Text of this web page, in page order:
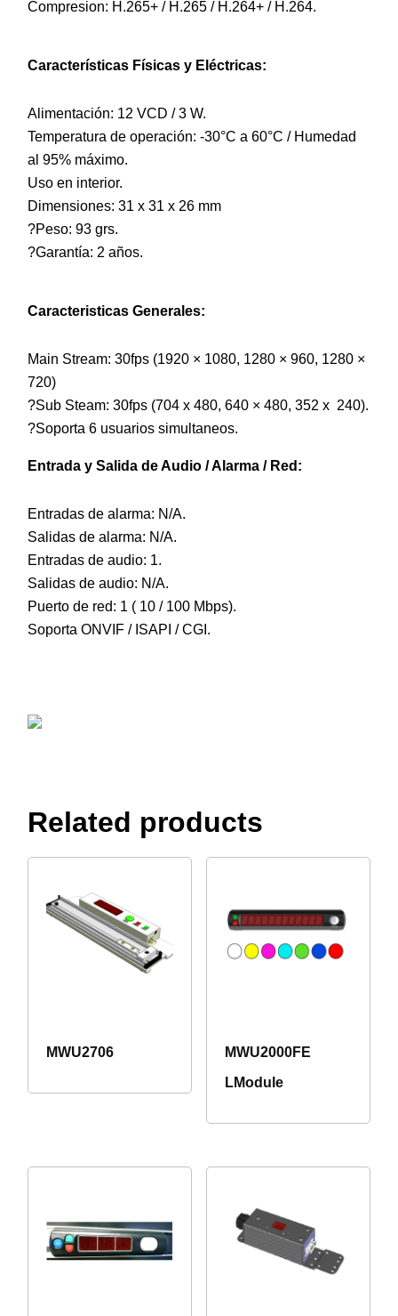
Compresion: H.265+ / H.265 / H.264+ / H.264.
Características Físicas y Eléctricas:
Alimentación: 12 VCD / 3 W.
Temperatura de operación: -30°C a 60°C / Humedad
al 95% máximo.
Uso en interior.
Dimensiones: 31 x 31 x 26 mm
?Peso: 93 grs.
?Garantía: 2 años.
Caracteristicas Generales:
Main Stream: 30fps (1920 × 1080, 1280 × 960, 1280 ×
720)
?Sub Steam: 30fps (704 x 480, 640 × 480, 352 x 240).
?Soporta 6 usuarios simultaneos.
Entrada y Salida de Audio / Alarma / Red:
Entradas de alarma: N/A.
Salidas de alarma: N/A.
Entradas de audio: 1.
Salidas de audio: N/A.
Puerto de red: 1 ( 10 / 100 Mbps).
Soporta ONVIF / ISAPI / CGI.
Related products
MWU2706
MWU2000FE
LModule